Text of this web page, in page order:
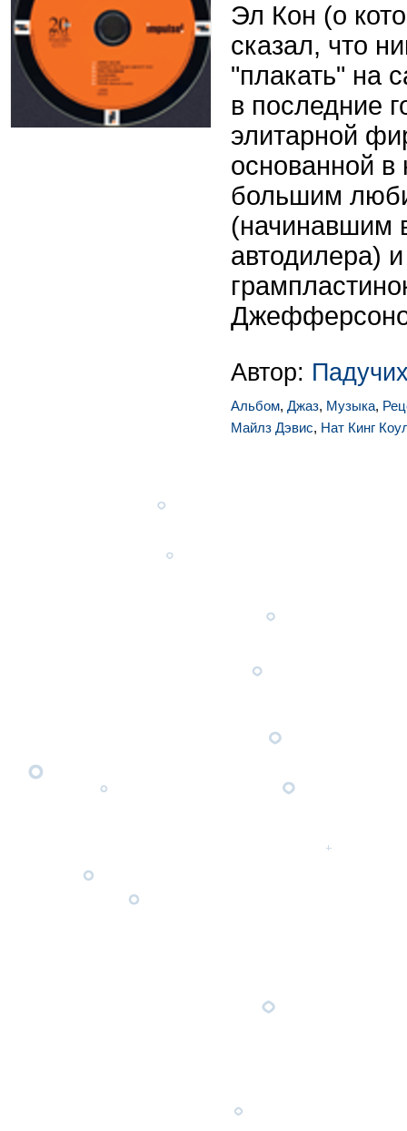
Эл Кон (о
сказал, что
"плакать" на
в последние
элитарной
основанной в
большим
(начинавшим
автодилера)
Автор:
Альбом, Джаз, Музыка,
Майлз Дэвис, Нат Кинг